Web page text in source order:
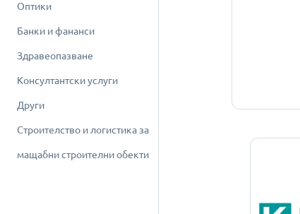
Оптики
Банки и фананси
Здравеопазване
Консултантски услуги
Други
Строителство и логистика за
мащабни строителни обекти